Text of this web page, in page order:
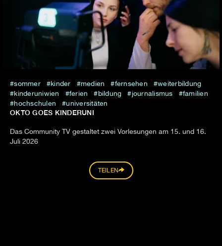
sommer kinder medien fernsehen
weiterbildung
kinderuniwien
ferien bildung journalismus
familien
hochschulen
universitäten
OKTO GOES KINDERUNI
Das Community TV gestaltet zwei Vorlesungen am 15. und 16.
Juli 2026
TEILEN